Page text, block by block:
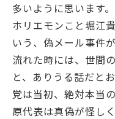
多いように思います
ホリエモンこと堀江
いう、偽メール事件
流れた時には、世間
と、ありうる話だと
党は当初、絶対本当
原代表は真偽が怪し